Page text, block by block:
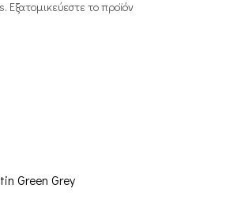
Εξατομικεύεστε το προϊόν
Green Grey